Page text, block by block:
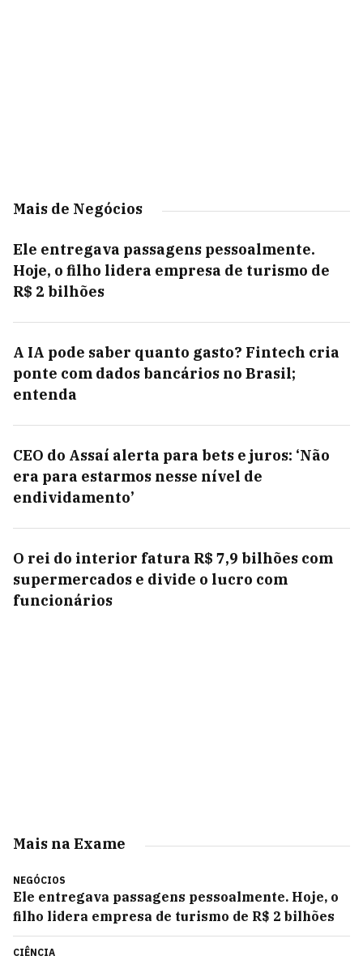
Mais de Negócios
Ele entregava passagens pessoalmente.
Hoje, o filho lidera empresa de turismo de
R$ 2 bilhões
A IA pode saber quanto gasto? Fintech cria
ponte com dados bancários no Brasil;
entenda
CEO do Assaí alerta para bets e juros: ‘Não
era para estarmos nesse nível de
endividamento’
O rei do interior fatura R$ 7,9 bilhões com
supermercados e divide o lucro com
funcionários
Mais na Exame
NEGÓCIOS
Ele entregava passagens pessoalmente. Hoje, o
filho lidera empresa de turismo de R$ 2 bilhões
CIÊNCIA